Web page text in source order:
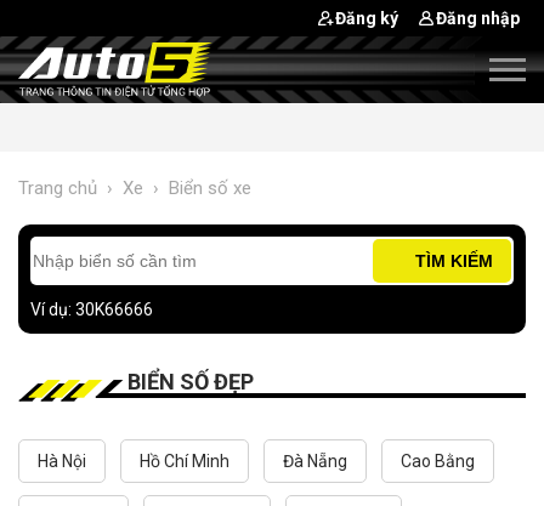
Đăng ký Đăng nhập
Trang chủ › Xe › Biển số xe
TÌM KIẾM
Ví dụ: 30K66666
BIỂN SỐ ĐẸP
Hà Nội Hồ Chí Minh Đà Nẵng Cao Bằng